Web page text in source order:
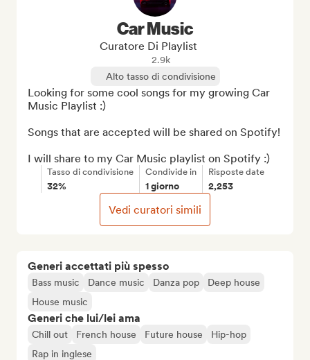
Generi accettati più spesso
Bass music Dance music Danza pop
Deep house
House music
Generi che lui/lei ama
Chill out French house Future house
Hip-hop
Rap in inglese
Car Music
Curatore Di Playlist
2.9k
Alto tasso di condivisione
Looking for some cool songs for my growing Car
Music Playlist :)
Songs that are accepted will be shared on Spotify!
I will share to my Car Music playlist on Spotify :)
Tasso di condivisione
32%
Condivide in
1 giorno
Risposte date
2,253
Vedi curatori simili